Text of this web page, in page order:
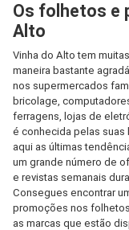
Os folhetos e
Alto
Vinha do Alto tem
maneira bastante
nos supermercados
bricolage,
ferragens, lojas de
é conhecida pelas suas
aqui as últimas
um grande número de
e revistas semanais
Consegues encontrar
promoções nos
as marcas que estão